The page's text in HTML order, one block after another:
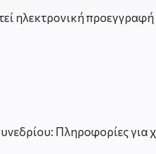
ηλεκτρονική προεγγραφή
Πληροφορίες για